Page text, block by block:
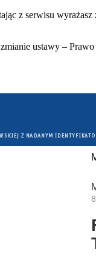
z serwisu
ustawy –